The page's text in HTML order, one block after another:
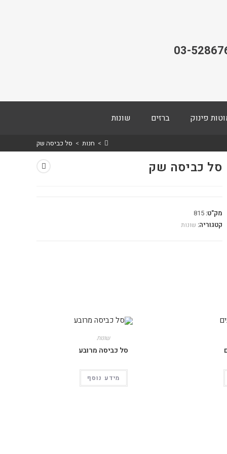
03-
פינוק ברזים שונות
> חנות > סל כביסה שק
סל כביסה שק
מק"ט:815
קטגוריה: שונות
שונות
סל כביסה מרובע
מידע נוסף